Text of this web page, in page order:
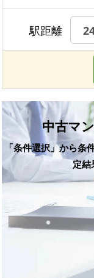
駅距離
中古マ
「条件選択」から
定結